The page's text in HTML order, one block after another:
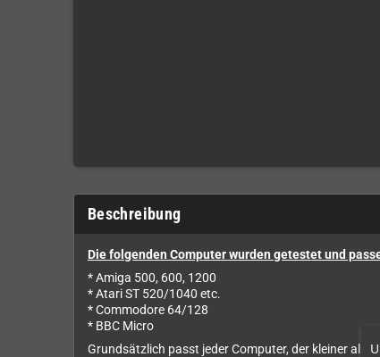
Beschreibung
Die folgenden Computer wurden getestet und
* Amiga 500, 600, 1200
* Atari ST 520/1040 etc.
* Commodore 64/128
* BBC Micro
Grundsätzlich passt jeder Computer, der kleiner als